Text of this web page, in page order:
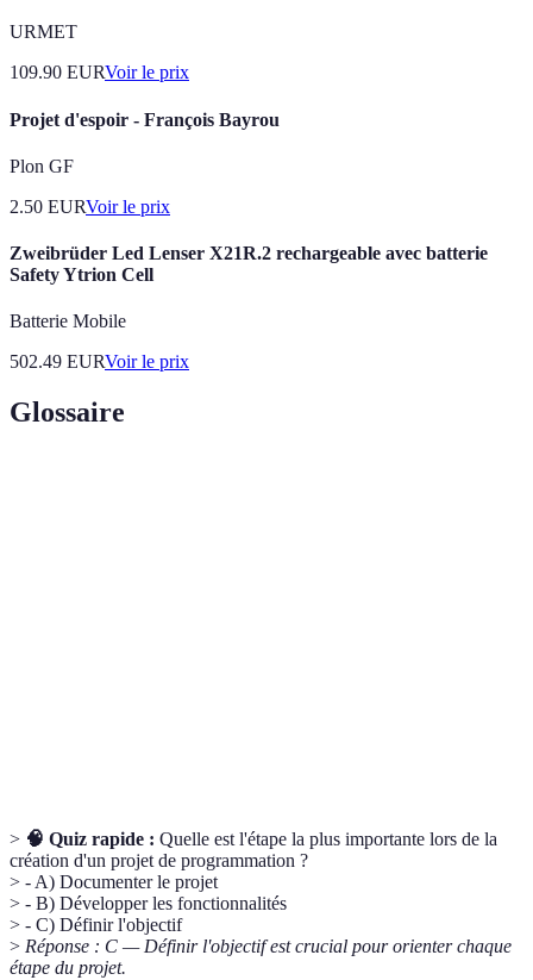
URMET
109.90 EURVoir le prix
Projet d'espoir - François Bayrou
Plon GF
2.50 EURVoir le prix
Zweibrüder Led Lenser X21R.2 rechargeable avec batterie
Safety Ytrion Cell
Batterie Mobile
502.49 EURVoir le prix
Glossaire
> 🧠 Quiz rapide : Quelle est l'étape la plus importante lors de la
création d'un projet de programmation ?
> - A) Documenter le projet
> - B) Développer les fonctionnalités
> - C) Définir l'objectif
> Réponse : C — Définir l'objectif est crucial pour orienter chaque
étape du projet.